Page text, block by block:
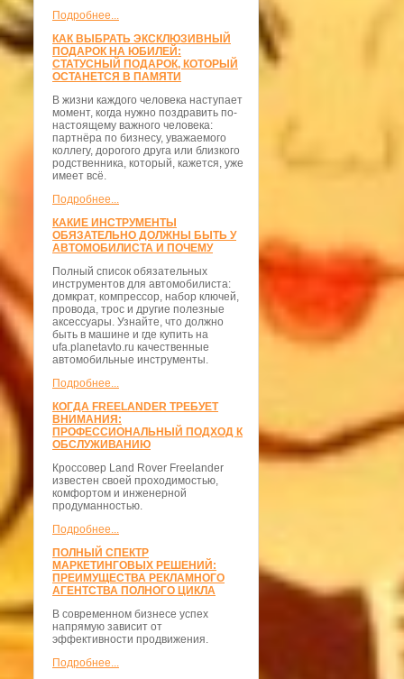
Подробнее...
КАК ВЫБРАТЬ ЭКСКЛЮЗИВНЫЙ
ПОДАРОК НА ЮБИЛЕЙ:
СТАТУСНЫЙ ПОДАРОК, КОТОРЫЙ
ОСТАНЕТСЯ В ПАМЯТИ
В жизни каждого человека наступает
момент, когда нужно поздравить по-
настоящему важного человека:
партнёра по бизнесу, уважаемого
коллегу, дорогого друга или близкого
родственника, который, кажется, уже
имеет всё.
Подробнее...
КАКИЕ ИНСТРУМЕНТЫ
ОБЯЗАТЕЛЬНО ДОЛЖНЫ БЫТЬ У
АВТОМОБИЛИСТА И ПОЧЕМУ
Полный список обязательных
инструментов для автомобилиста:
домкрат, компрессор, набор ключей,
провода, трос и другие полезные
аксессуары. Узнайте, что должно
быть в машине и где купить на
ufa.planetavto.ru качественные
автомобильные инструменты.
Подробнее...
КОГДА FREELANDER ТРЕБУЕТ
ВНИМАНИЯ:
ПРОФЕССИОНАЛЬНЫЙ ПОДХОД К
ОБСЛУЖИВАНИЮ
Кроссовер Land Rover Freelander
известен своей проходимостью,
комфортом и инженерной
продуманностью.
Подробнее...
ПОЛНЫЙ СПЕКТР
МАРКЕТИНГОВЫХ РЕШЕНИЙ:
ПРЕИМУЩЕСТВА РЕКЛАМНОГО
АГЕНТСТВА ПОЛНОГО ЦИКЛА
В современном бизнесе успех
напрямую зависит от
эффективности продвижения.
Подробнее...